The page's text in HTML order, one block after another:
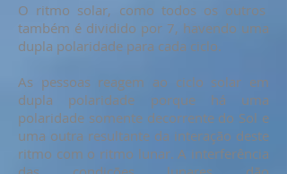
O ritmo solar, como todos os outros
também é dividido por 7, havendo uma
dupla polaridade para cada ciclo.
As pessoas reagem ao ciclo solar em
dupla polaridade porque há uma
polaridade somente decorrente do Sol e
uma outra resultante da interação deste
ritmo com o ritmo lunar. A interferência